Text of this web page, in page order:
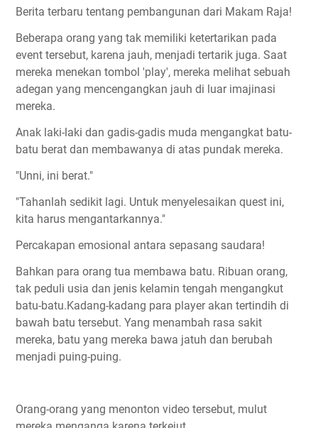
Berita terbaru tentang pembangunan dari Makam Raja!
Beberapa orang yang tak memiliki ketertarikan pada
event tersebut, karena jauh, menjadi tertarik juga. Saat
mereka menekan tombol 'play', mereka melihat sebuah
adegan yang mencengangkan jauh di luar imajinasi
mereka.
Anak laki-laki dan gadis-gadis muda mengangkat batu-
batu berat dan membawanya di atas pundak mereka.
"Unni, ini berat."
"Tahanlah sedikit lagi. Untuk menyelesaikan quest ini,
kita harus mengantarkannya."
Percakapan emosional antara sepasang saudara!
Bahkan para orang tua membawa batu. Ribuan orang,
tak peduli usia dan jenis kelamin tengah mengangkut
batu-batu.Kadang-kadang para player akan tertindih di
bawah batu tersebut. Yang menambah rasa sakit
mereka, batu yang mereka bawa jatuh dan berubah
menjadi puing-puing.
Orang-orang yang menonton video tersebut, mulut